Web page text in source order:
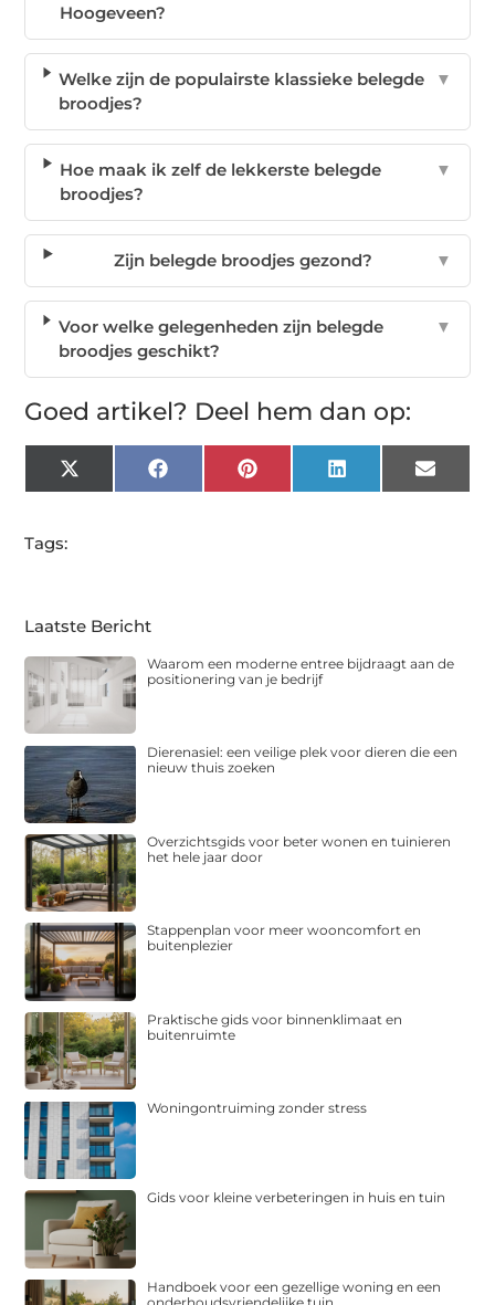
Hoogeveen?
Welke zijn de populairste klassieke belegde
broodjes?
▼
Hoe maak ik zelf de lekkerste belegde
broodjes?
▼
Zijn belegde broodjes gezond? ▼
Voor welke gelegenheden zijn belegde
broodjes geschikt?
▼
Goed artikel? Deel hem dan op:
X
(Twitter)
FacebookPinterest LinkedIn Email
Tags:
Laatste Bericht
Waarom een moderne entree bijdraagt aan de
positionering van je bedrijf
Dierenasiel: een veilige plek voor dieren die een
nieuw thuis zoeken
Overzichtsgids voor beter wonen en tuinieren
het hele jaar door
Stappenplan voor meer wooncomfort en
buitenplezier
Praktische gids voor binnenklimaat en
buitenruimte
Woningontruiming zonder stress
Gids voor kleine verbeteringen in huis en tuin
Handboek voor een gezellige woning en een